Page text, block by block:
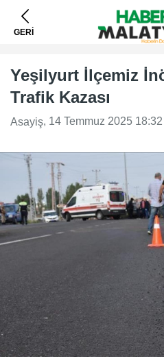
GERİ
Yeşilyurt İlçemiz
Trafik Kazası
Asayiş, 14 Temmuz 2025 18:32